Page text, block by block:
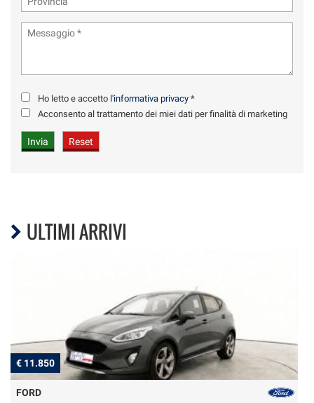
Ho letto e accetto l'informativa privacy *
Acconsento al trattamento dei miei dati per finalità di marketing
ULTIMI ARRIVI
€ 11.850
FORD